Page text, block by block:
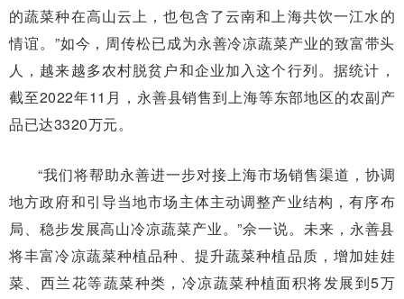
的蔬菜种在高山云上，也包含了云南和上海共饮一江水的
情谊。”如今，周传松已成为永善冷凉蔬菜产业的致富带头
人，越来越多农村脱贫户和企业加入这个行列。据统计，
截至2022年11月，永善县销售到上海等东部地区的农副产
品已达3320万元。
“我们将帮助永善进一步对接上海市场销售渠道，协调
地方政府和引导当地市场主体主动调整产业结构，有序布
局、稳步发展高山冷凉蔬菜产业。”佘一说。未来，永善县
将丰富冷凉蔬菜种植品种、提升蔬菜种植品质，增加娃娃
菜、西兰花等蔬菜种类，冷凉蔬菜种植面积将发展到5万